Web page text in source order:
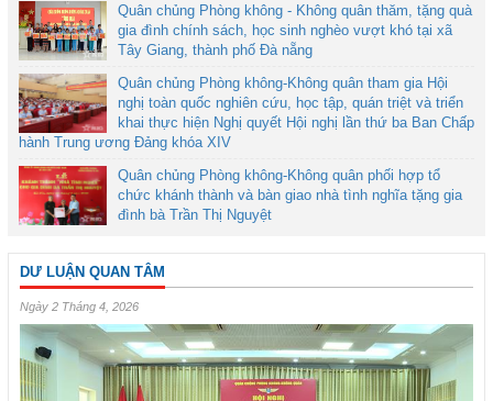
Quân chủng Phòng không - Không quân thăm, tặng quà
gia đình chính sách, học sinh nghèo vượt khó tại xã
Tây Giang, thành phố Đà nẵng
Quân chủng Phòng không-Không quân tham gia Hội
nghị toàn quốc nghiên cứu, học tập, quán triệt và triển
khai thực hiện Nghị quyết Hội nghị lần thứ ba Ban Chấp
hành Trung ương Đảng khóa XIV
Quân chủng Phòng không-Không quân phối hợp tổ
chức khánh thành và bàn giao nhà tình nghĩa tặng gia
đình bà Trần Thị Nguyệt
DƯ LUẬN QUAN TÂM
Ngày 2 Tháng 4, 2026